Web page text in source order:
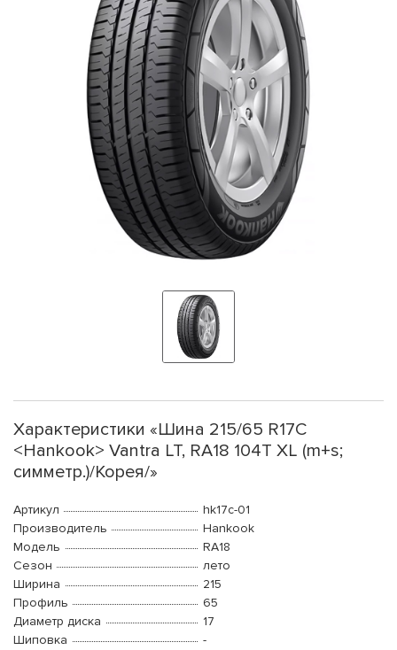
Характеристики «Шина 215/65 R17C
<Hankook> Vantra LT, RA18 104T XL (m+s;
симметр.)/Корея/»
Артикул
hk17c-01
Производитель
Hankook
Модель
RA18
Сезон
лето
Ширина
215
Профиль
65
Диаметр диска
17
Шиповка
-